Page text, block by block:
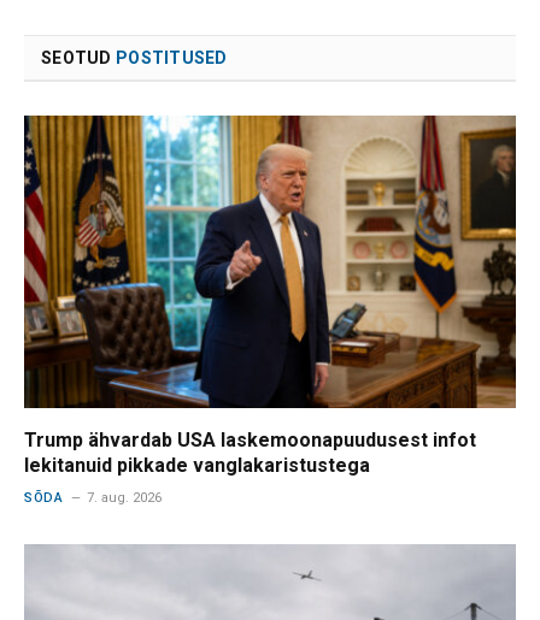
SEOTUD POSTITUSED
Trump ähvardab USA laskemoonapuudusest infot
lekitanuid pikkade vanglakaristustega
SÕDA 7. aug. 2026